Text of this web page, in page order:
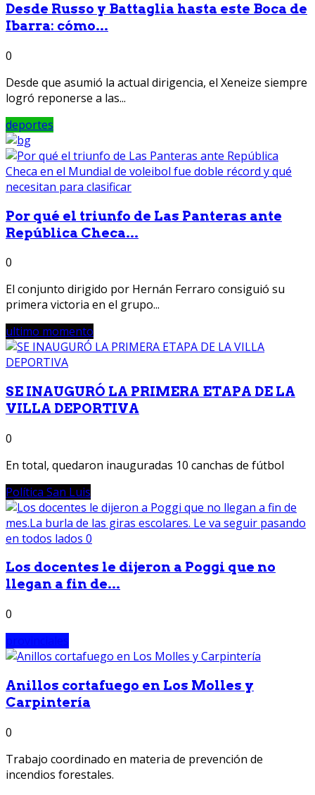
Desde Russo y Battaglia hasta este Boca de
Ibarra: cómo...
0
Desde que asumió la actual dirigencia, el Xeneize siempre
logró reponerse a las...
deportes
Por qué el triunfo de Las Panteras ante
República Checa...
0
El conjunto dirigido por Hernán Ferraro consiguió su
primera victoria en el grupo...
ultimo momento
SE INAUGURÓ LA PRIMERA ETAPA DE LA
VILLA DEPORTIVA
0
En total, quedaron inauguradas 10 canchas de fútbol
Política San Luis
Los docentes le dijeron a Poggi que no
llegan a fin de...
0
Anillos cortafuego en Los Molles y
Carpintería
0
Trabajo coordinado en materia de prevención de
incendios forestales.